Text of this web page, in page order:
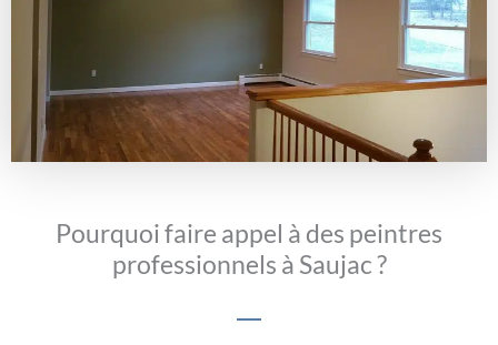
Pourquoi faire appel à des peintres
professionnels à Saujac ?